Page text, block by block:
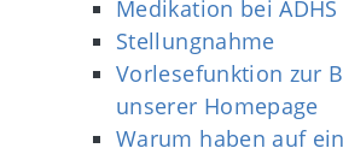
Medikation bei ADHS
Stellungnahme
Vorlesefunktion zur
unserer Homepage
Warum haben auf